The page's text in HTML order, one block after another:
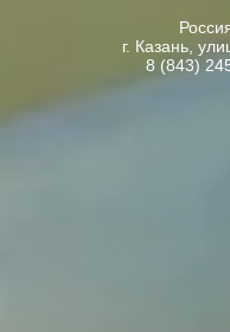
г. Казань,
8 (843)